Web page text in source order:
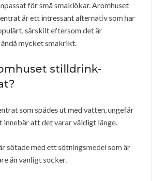
för små smaklökar. Aromhuset
är ett intressant alternativ som har
särskilt eftersom det är
mycket smakrikt.
stilldrink-
som spädes ut med vatten, ungefär
innebär att det varar väldigt länge.
sötade med ett sötningsmedel som är
än vanligt socker.